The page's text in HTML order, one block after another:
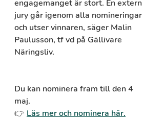
engagemanget är stort. En extern
jury går igenom alla nomineringar
och utser vinnaren, säger Malin
Paulusson, tf vd på Gällivare
Näringsliv.
Du kan nominera fram till den 4
maj.
👉 Läs mer och nominera här.